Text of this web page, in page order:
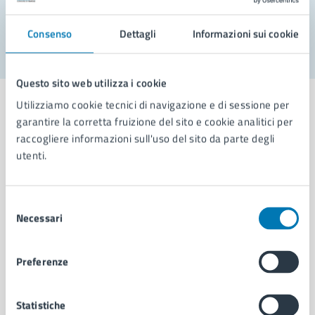
Consenso Dettagli Informazioni sui cookie
Questo sito web utilizza i cookie
Utilizziamo cookie tecnici di navigazione e di sessione per
garantire la corretta fruizione del sito e cookie analitici per
raccogliere informazioni sull'uso del sito da parte degli
utenti.
delNecessari
Preferenze
Statistiche
Aree amministrative
Municipalità
Uffici
Politici